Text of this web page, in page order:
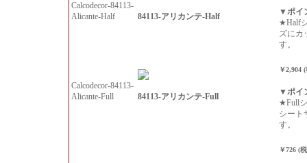
Calcodecor-84113-
Alicante-Half
84113-アリカンテ-Half
▼ポイ
★Half
ズにカ
す。
Calcodecor-84113-
Alicante-Full
84113-アリカンテ-Full
￥2,904
▼ポイ
★Full
シート
す。
￥726 (